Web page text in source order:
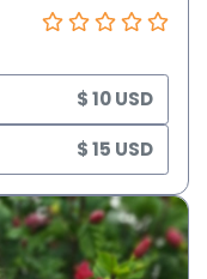
$ 10 USD
$ 15 USD